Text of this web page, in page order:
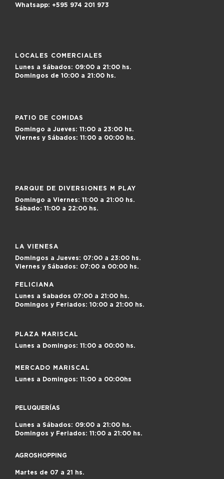
Whatsapp: +595 974 201 973
LOCALES COMERCIALES
Lunes a Sábados: 09:00 a 21:00 hs.
Domingos de 10:00 a 21:00 hs.
PATIO DE COMIDAS
Domingo a Jueves: 11:00 a 23:00 hs.
Viernes y Sábados: 11:00 a 00:00 hs.
PARQUE DE DIVERSIONES M PLAY
Domingo a Viernes: 11:00 a 21:00 hs.
Sábado: 11:00 a 22:00 hs.
LA VIENESA
Domingos a Jueves: 07:00 a 23:00 hs.
Viernes y Sábados: 07:00 a 00:00 hs.
FELICIANA
Lunes a Sabados 07:00 a 21:00 hs.
Domingos y Feriados: 10:00 a 21:00 hs.
PLAZA MARISCAL
Lunes a Domingos: 11:00 a 00:00 hs.
MERCADO MARISCAL
Lunes a Domingos: 11:00 a 00:00hs
PELUQUERÍAS
Lunes a Sábados: 09:00 a 21:00 hs.
Domingos y Feriados: 11:00 a 21:00 hs.
AGROSHOPPING
Martes de 07 a 21 hs.